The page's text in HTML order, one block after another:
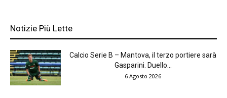
Notizie Più Lette
Calcio Serie B – Mantova, il terzo portiere sarà
Gasparini. Duello...
6 Agosto 2026